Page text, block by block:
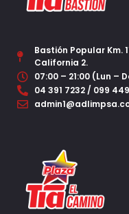
Bastión Popular Km.
California 2.
07:00 – 21:00 (Lun –
04 391 7232 / 099